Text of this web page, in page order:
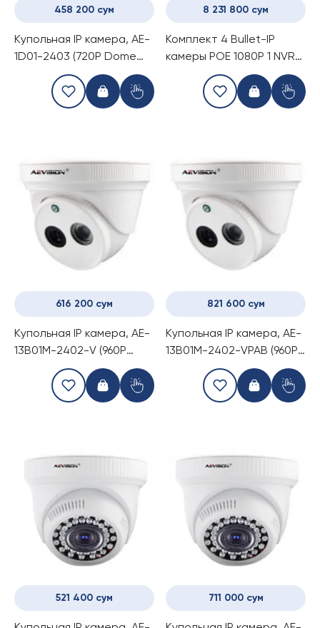
458 200 сум
Купольная IP камера, AE-
1D01-2403 (720P Dome
8 231 800 сум
Комплект 4 Bullet-IP
камеры POE 1080P 1 NVR
616 200 сум
Купольная IP камера, AE-
13B01M-2402-V (960P
1.3Mp Dome Camera)
821 600 сум
Купольная IP камера, AE-
13B01M-2402-VPAB (960P
1.3Mp Dome Camera With
POE and Audio Alarm)
521 400 сум 711 000 сум